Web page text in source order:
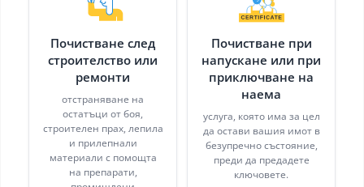
Почистване след
строителство или
ремонти
отстраняване на
остатъци от боя,
строителен прах, лепила
и прилепнали
материали с помощта
на препарати,
Почистване при
напускане или при
приключване на
наема
услуга, която има за цел
да остави вашия имот в
безупречно състояние,
преди да предадете
ключовете.